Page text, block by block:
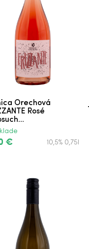
Orechová
Rosé
€ 10,5% 0,75l